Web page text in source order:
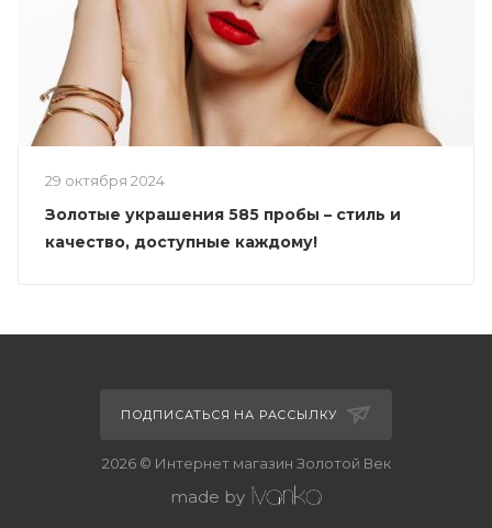
29 октября 2024
Золотые украшения 585 пробы – стиль и
качество, доступные каждому!
ПОДПИСАТЬСЯ НА РАССЫЛКУ
2026 © Интернет магазин Золотой Век
made by